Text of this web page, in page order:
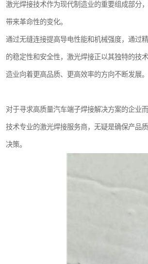
激光焊接技术作为现代制造业的重要组成部分
带来革命性的变化。
通过无缝连接提高导电性能和机械强度，通过
的稳定性和安全性，激光焊接正以其独特的技
造业向着更高品质、更高效率的方向不断发展。
对于寻求高质量汽车端子焊接解决方案的企业
技术专业的激光焊接服务商，无疑是确保产品
决策。